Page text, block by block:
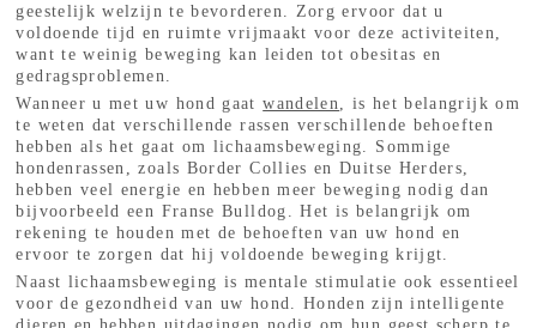
geestelijk welzijn te bevorderen. Zorg ervoor dat u
voldoende tijd en ruimte vrijmaakt voor deze activiteiten,
want te weinig beweging kan leiden tot obesitas en
gedragsproblemen.
Wanneer u met uw hond gaatwandelen
, is het belangrijk om
te weten dat verschillende rassen verschillende behoeften
hebben als het gaat om lichaamsbeweging. Sommige
hondenrassen, zoals Border Collies en Duitse Herders,
hebben veel energie en hebben meer beweging nodig dan
bijvoorbeeld een Franse Bulldog. Het is belangrijk om
rekening te houden met de behoeften van uw hond en
ervoor te zorgen dat hij voldoende beweging krijgt.
Naast lichaamsbeweging is mentale stimulatie ook essentieel
voor de gezondheid van uw hond. Honden zijn intelligente